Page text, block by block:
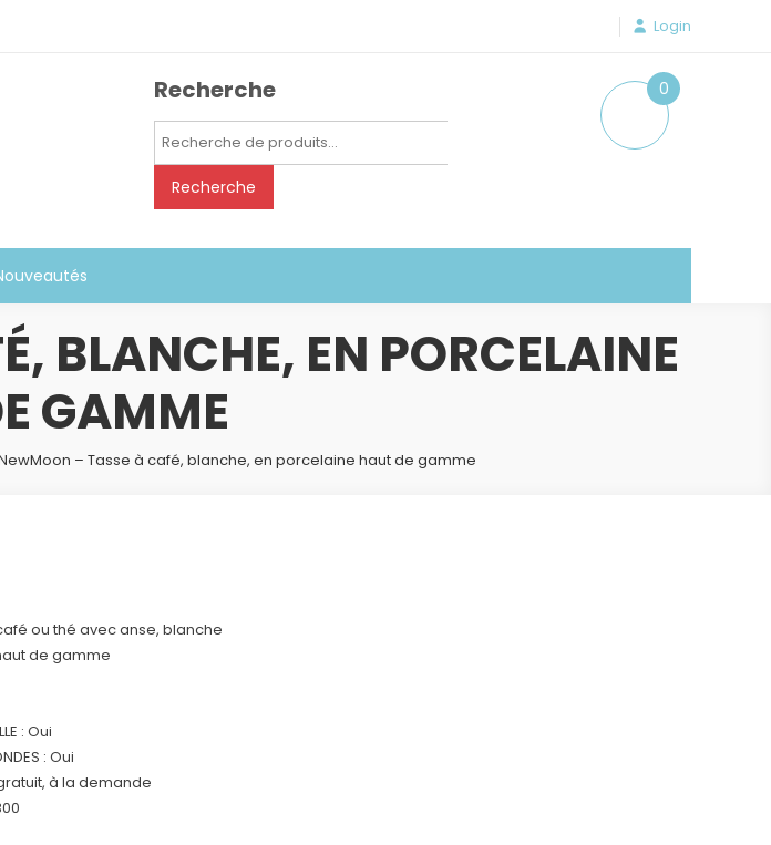
Login
Recherche
Recherche
Recherche
0
item
BLANCHE, EN PORCELAINE
GAMME
– Tasse à café, blanche, en porcelaine haut de gamme
ou thé avec anse, blanche
de gamme
: Oui
: Oui
gratuit, à la demande